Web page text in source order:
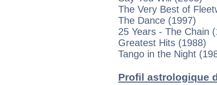
The Very Best of
The Dance (1997)
25 Years - The Chain
Greatest Hits (1988)
Tango in the Night
Profil astrologique